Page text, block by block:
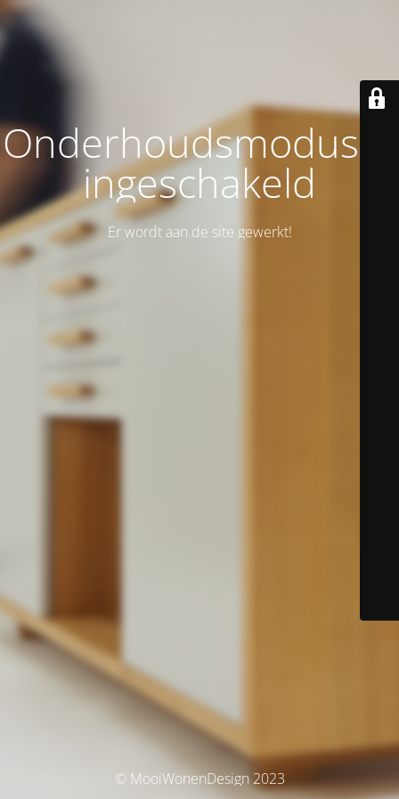
Onderhoudsmodus is
ingeschakeld
Er wordt aan de site gewerkt!
© MooiWonenDesign 2023